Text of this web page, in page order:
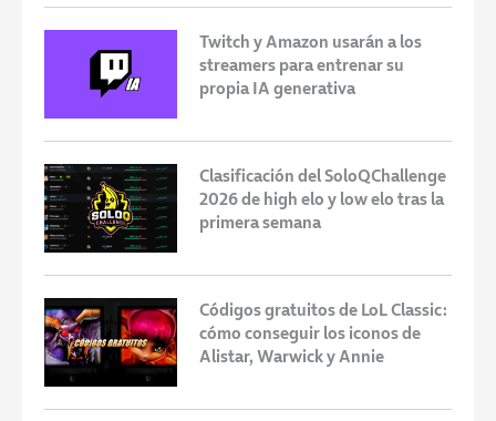
Twitch y Amazon usarán a los
streamers para entrenar su
propia IA generativa
Clasificación del SoloQChallenge
2026 de high elo y low elo tras la
primera semana
Códigos gratuitos de LoL Classic:
cómo conseguir los iconos de
Alistar, Warwick y Annie